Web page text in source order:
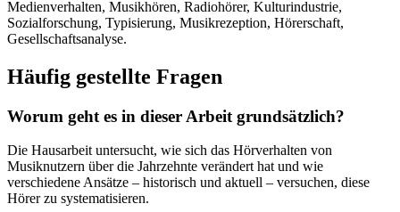
Medienverhalten, Musikhören, Radiohörer, Kulturindustrie,
Sozialforschung, Typisierung, Musikrezeption, Hörerschaft,
Gesellschaftsanalyse.
Häufig gestellte Fragen
Worum geht es in dieser Arbeit grundsätzlich?
Die Hausarbeit untersucht, wie sich das Hörverhalten von
Musiknutzern über die Jahrzehnte verändert hat und wie
verschiedene Ansätze – historisch und aktuell – versuchen, diese
Hörer zu systematisieren.